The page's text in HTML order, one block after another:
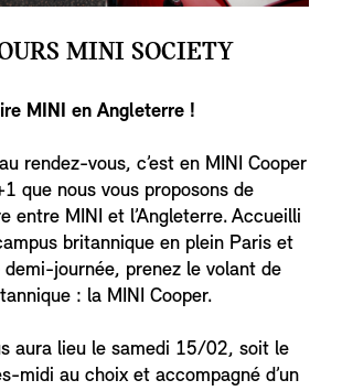
MINI SOCIETY
MINI en Angleterre !
rendez-vous, c’est en MINI Cooper
que nous vous proposons de
entre MINI et l’Angleterre. Accueilli
britannique en plein Paris et
demi-journée, prenez le volant de
: la MINI Cooper.
aura lieu le samedi 15/02, soit le
midi au choix et accompagné d’un